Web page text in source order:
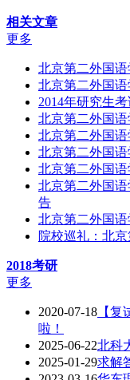
相关文章
更多
北京第二外国
北京第二外国
2014年研究生
北京第二外国
北京第二外国
北京第二外国
北京第二外国
北京第二外国
告
北京第二外国
院校巡礼：北
2018考研
更多
2020-07-18 【
啦！
2025-06-22北科
2025-01-29求解